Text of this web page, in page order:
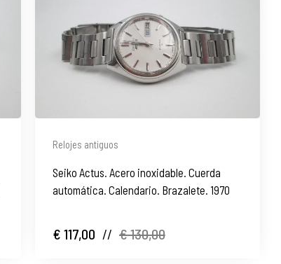
Relojes antiguos
Seiko Actus. Acero inoxidable. Cuerda
automática. Calendario. Brazalete. 1970
€ 117,00 // € 130,00